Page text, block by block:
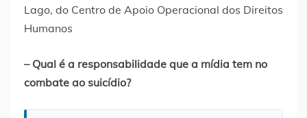
Lago, do Centro de Apoio Operacional dos Direitos
Humanos
– Qual é a responsabilidade que a mídia tem no
combate ao suicídio?